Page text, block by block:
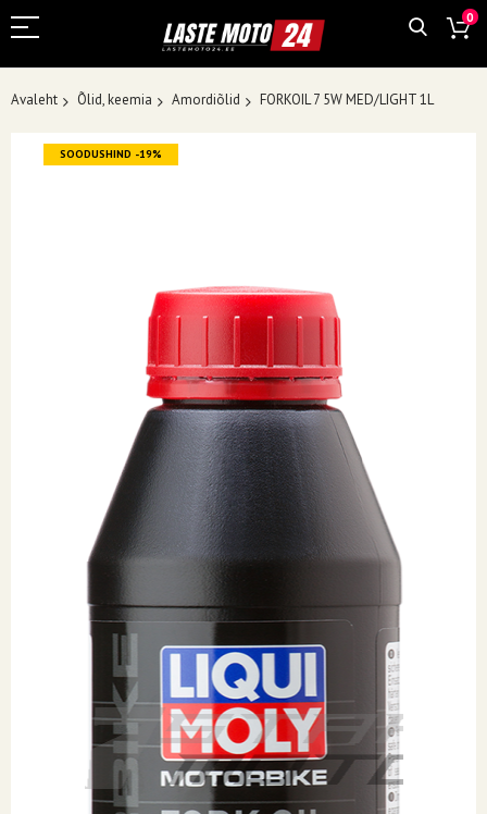
0
Avaleht Õlid, keemia Amordiõlid FORKOIL 7 5W MED/LIGHT 1L
Skip
SOODUSHIND -19%